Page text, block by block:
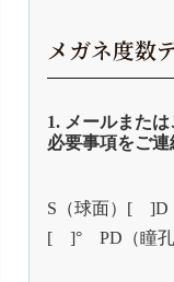
メガネ度数
1. メールまた
必要事項をご連
S（球面）[
[ ]° PD（瞳